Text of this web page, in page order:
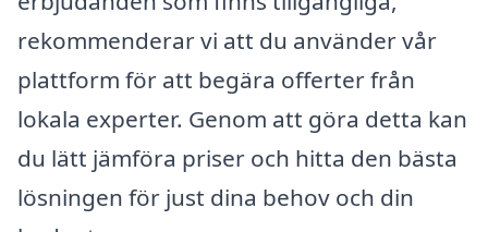
rekommenderar vi att du använder vår
plattform för att begära offerter från
lokala experter. Genom att göra detta kan
du lätt jämföra priser och hitta den bästa
lösningen för just dina behov och din